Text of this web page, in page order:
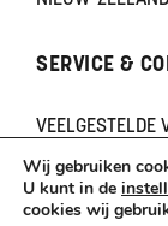
SERVICE &
VEELGESTELDE
CONTACT
KLACHTEN
TERUGBETAAL-
Wij gebruiken
U kunt in de
cookies wij